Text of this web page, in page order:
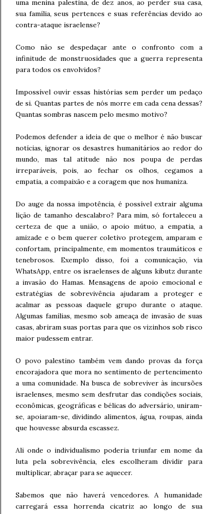
uma menina palestina, de dez anos, ao perder sua casa,
sua família, seus pertences e suas referências devido ao
contra-ataque israelense?
Como não se despedaçar ante o confronto com a
infinitude de monstruosidades que a guerra representa
para todos os envolvidos?
Impossível ouvir essas histórias sem perder um pedaço
de si. Quantas partes de nós morre em cada cena dessas?
Quantas sombras nascem pelo mesmo motivo?
Podemos defender a ideia de que o melhor é não buscar
notícias, ignorar os desastres humanitários ao redor do
mundo, mas tal atitude não nos poupa de perdas
irreparáveis, pois, ao fechar os olhos, cegamos a
empatia, a compaixão e a coragem que nos humaniza.
Do auge da nossa impotência, é possível extrair alguma
lição de tamanho descalabro? Para mim, só fortaleceu a
certeza de que a união, o apoio mútuo, a empatia, a
amizade e o bem querer coletivo protegem, amparam e
confortam, principalmente, em momentos traumáticos e
tenebrosos. Exemplo disso, foi a comunicação, via
WhatsApp, entre os israelenses de alguns kibutz durante
a invasão do Hamas. Mensagens de apoio emocional e
estratégias de sobrevivência ajudaram a proteger e
acalmar as pessoas daquele grupo durante o ataque.
Algumas famílias, mesmo sob ameaça de invasão de suas
casas, abriram suas portas para que os vizinhos sob risco
maior pudessem entrar.
O povo palestino também vem dando provas da força
encorajadora que mora no sentimento de pertencimento
a uma comunidade. Na busca de sobreviver às incursões
israelenses, mesmo sem desfrutar das condições sociais,
econômicas, geográficas e bélicas do adversário, uniram-
se, apoiaram-se, dividindo alimentos, água, roupas, ainda
que houvesse absurda escassez.
Ali onde o individualismo poderia triunfar em nome da
luta pela sobrevivência, eles escolheram dividir para
multiplicar, abraçar para se aquecer.
Sabemos que não haverá vencedores. A humanidade
carregará essa horrenda cicatriz ao longo de sua